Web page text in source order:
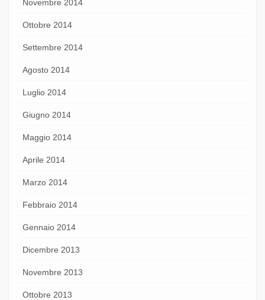
Novembre 2014
Ottobre 2014
Settembre 2014
Agosto 2014
Luglio 2014
Giugno 2014
Maggio 2014
Aprile 2014
Marzo 2014
Febbraio 2014
Gennaio 2014
Dicembre 2013
Novembre 2013
Ottobre 2013